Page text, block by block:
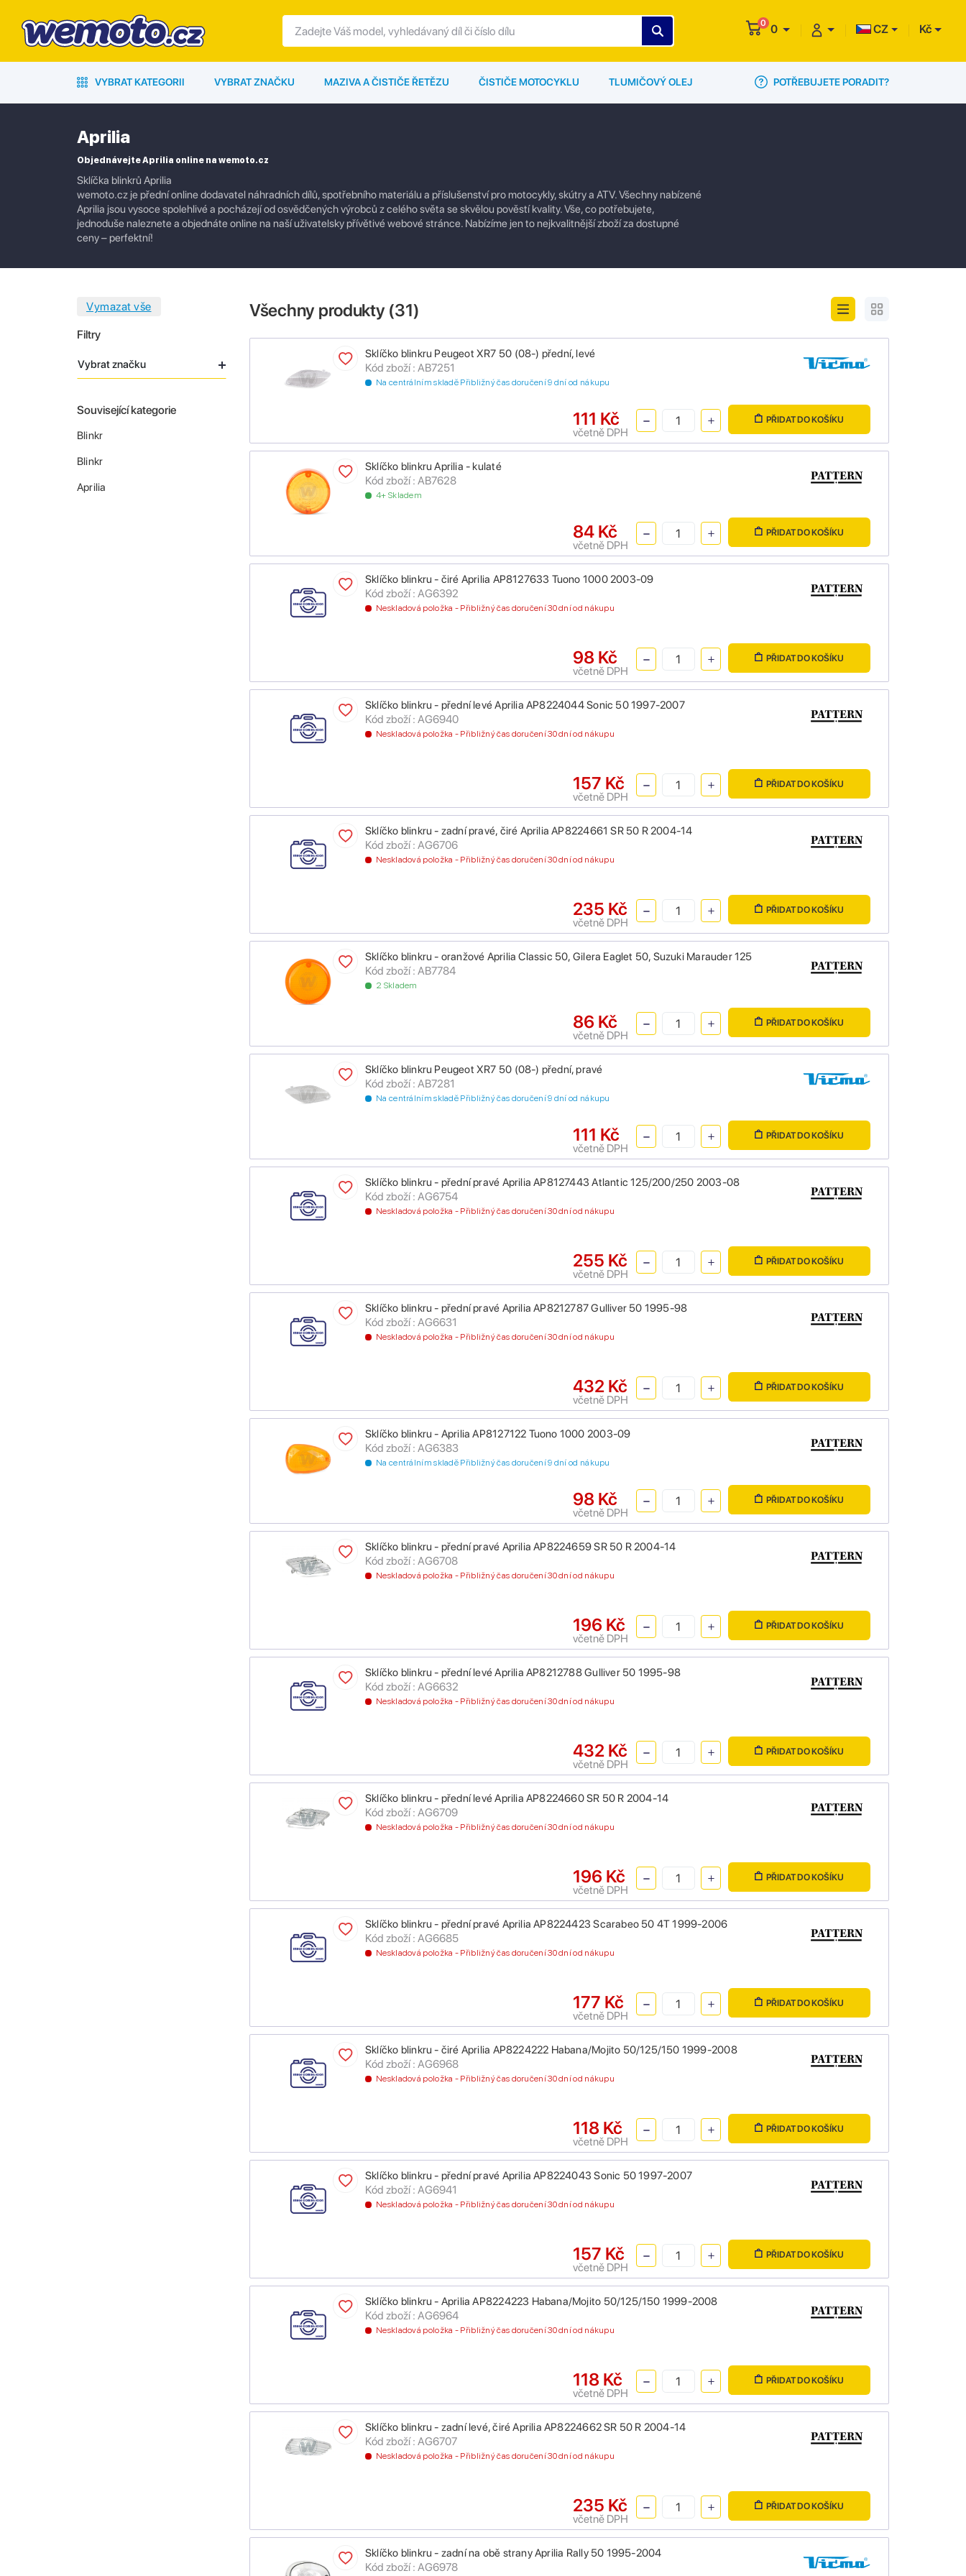
0 0 CZ Kč
VYBRAT KATEGORII VYBRAT ZNAČKU MAZIVA A ČISTIČE ŘETĚZU ČISTIČE MOTOCYKLU TLUMIČOVÝ OLEJ POTŘEBUJETE PORADIT?
Aprilia
Objednávejte Aprilia online na wemoto.cz
Sklíčka blinkrů Aprilia
wemoto.cz je přední online dodavatel náhradních dílů, spotřebního materiálu a příslušenství pro motocykly, skútry a ATV. Všechny nabízené
Aprilia jsou vysoce spolehlivé a pocházejí od osvědčených výrobců z celého světa se skvělou pověstí kvality. Vše, co potřebujete,
jednoduše naleznete a objednáte online na naší uživatelsky přívětivé webové stránce. Nabízíme jen to nejkvalitnější zboží za dostupné
ceny – perfektní!
Filtry
Vybrat značku
Související kategorie
Blinkr
Blinkr
Aprilia
Všechny produkty (31)
Sklíčko blinkru Peugeot XR7 50 (08-) přední, levé
Kód zboží : AB7251
Na centrálním skladě Přibližný čas doručení 9 dní od nákupu
111 Kč
včetně DPH
PŘIDAT DO KOŠÍKU
Sklíčko blinkru Aprilia - kulaté
Kód zboží : AB7628
4+ Skladem
84 Kč
včetně DPH
PŘIDAT DO KOŠÍKU
Sklíčko blinkru - čiré Aprilia AP8127633 Tuono 1000 2003-09
Kód zboží : AG6392
Neskladová položka - Přibližný čas doručení 30 dní od nákupu
98 Kč
včetně DPH
PŘIDAT DO KOŠÍKU
Sklíčko blinkru - přední levé Aprilia AP8224044 Sonic 50 1997-2007
Kód zboží : AG6940
Neskladová položka - Přibližný čas doručení 30 dní od nákupu
157 Kč
včetně DPH
PŘIDAT DO KOŠÍKU
Sklíčko blinkru - zadní pravé, čiré Aprilia AP8224661 SR 50 R 2004-14
Kód zboží : AG6706
Neskladová položka - Přibližný čas doručení 30 dní od nákupu
235 Kč
včetně DPH
PŘIDAT DO KOŠÍKU
Sklíčko blinkru - oranžové Aprilia Classic 50, Gilera Eaglet 50, Suzuki Marauder 125
Kód zboží : AB7784
2 Skladem
86 Kč
včetně DPH
PŘIDAT DO KOŠÍKU
Sklíčko blinkru Peugeot XR7 50 (08-) přední, pravé
Kód zboží : AB7281
Na centrálním skladě Přibližný čas doručení 9 dní od nákupu
111 Kč
včetně DPH
PŘIDAT DO KOŠÍKU
Sklíčko blinkru - přední pravé Aprilia AP8127443 Atlantic 125/200/250 2003-08
Kód zboží : AG6754
Neskladová položka - Přibližný čas doručení 30 dní od nákupu
255 Kč
včetně DPH
PŘIDAT DO KOŠÍKU
Sklíčko blinkru - přední pravé Aprilia AP8212787 Gulliver 50 1995-98
Kód zboží : AG6631
Neskladová položka - Přibližný čas doručení 30 dní od nákupu
432 Kč
včetně DPH
PŘIDAT DO KOŠÍKU
Sklíčko blinkru - Aprilia AP8127122 Tuono 1000 2003-09
Kód zboží : AG6383
Na centrálním skladě Přibližný čas doručení 9 dní od nákupu
98 Kč
včetně DPH
PŘIDAT DO KOŠÍKU
Sklíčko blinkru - přední pravé Aprilia AP8224659 SR 50 R 2004-14
Kód zboží : AG6708
Neskladová položka - Přibližný čas doručení 30 dní od nákupu
196 Kč
včetně DPH
PŘIDAT DO KOŠÍKU
Sklíčko blinkru - přední levé Aprilia AP8212788 Gulliver 50 1995-98
Kód zboží : AG6632
Neskladová položka - Přibližný čas doručení 30 dní od nákupu
432 Kč
včetně DPH
PŘIDAT DO KOŠÍKU
Sklíčko blinkru - přední levé Aprilia AP8224660 SR 50 R 2004-14
Kód zboží : AG6709
Neskladová položka - Přibližný čas doručení 30 dní od nákupu
196 Kč
včetně DPH
PŘIDAT DO KOŠÍKU
Sklíčko blinkru - přední pravé Aprilia AP8224423 Scarabeo 50 4T 1999-2006
Kód zboží : AG6685
Neskladová položka - Přibližný čas doručení 30 dní od nákupu
177 Kč
včetně DPH
PŘIDAT DO KOŠÍKU
Sklíčko blinkru - čiré Aprilia AP8224222 Habana/Mojito 50/125/150 1999-2008
Kód zboží : AG6968
Neskladová položka - Přibližný čas doručení 30 dní od nákupu
118 Kč
včetně DPH
PŘIDAT DO KOŠÍKU
Sklíčko blinkru - přední pravé Aprilia AP8224043 Sonic 50 1997-2007
Kód zboží : AG6941
Neskladová položka - Přibližný čas doručení 30 dní od nákupu
157 Kč
včetně DPH
PŘIDAT DO KOŠÍKU
Sklíčko blinkru - Aprilia AP8224223 Habana/Mojito 50/125/150 1999-2008
Kód zboží : AG6964
Neskladová položka - Přibližný čas doručení 30 dní od nákupu
118 Kč
včetně DPH
PŘIDAT DO KOŠÍKU
Sklíčko blinkru - zadní levé, čiré Aprilia AP8224662 SR 50 R 2004-14
Kód zboží : AG6707
Neskladová položka - Přibližný čas doručení 30 dní od nákupu
235 Kč
včetně DPH
PŘIDAT DO KOŠÍKU
Sklíčko blinkru - zadní na obě strany Aprilia Rally 50 1995-2004
Kód zboží : AG6978